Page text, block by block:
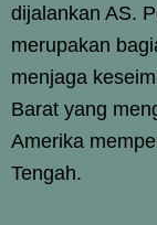
dijalankan AS.
merupakan
menjaga
Barat yang
Amerika
Tengah.